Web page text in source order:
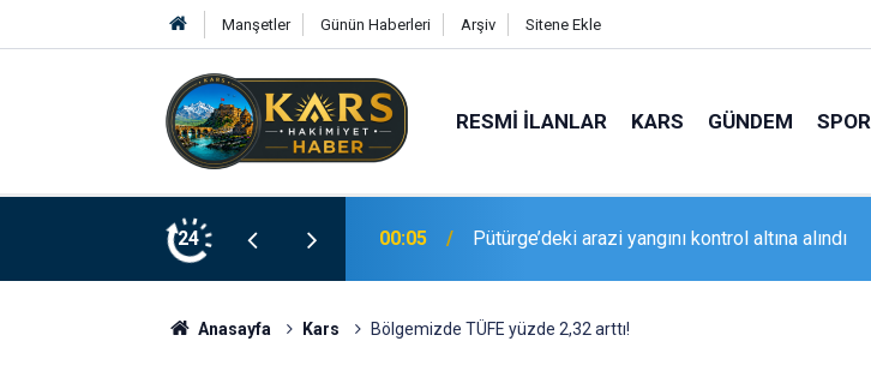
Manşetler Günün Haberleri Arşiv Sitene Ekle
RESMI İLANLAR KARS GÜNDEM SPOR
24 23:20 Elazığ’da geniş kapsamlı asayiş uygulaması
Anasayfa Kars Bölgemizde TÜFE yüzde 2,32 arttı!